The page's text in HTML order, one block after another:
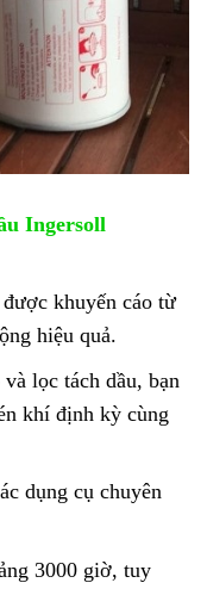
Ingersoll
khuyến cáo từ
hiệu quả.
lọc tách dầu, bạn
khí định kỳ cùng
dụng cụ chuyên
3000 giờ, tuy